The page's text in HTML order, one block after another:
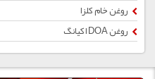
روغن خام کلزا
روغن DOA اکیانگ